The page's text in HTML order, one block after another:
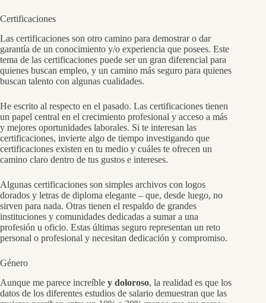
Certificaciones
Las certificaciones son otro camino para demostrar o dar
garantía de un conocimiento y/o experiencia que posees. Este
tema de las certificaciones puede ser un gran diferencial para
quienes buscan empleo, y un camino más seguro para quienes
buscan talento con algunas cualidades.
He escrito al respecto en el pasado. Las certificaciones tienen
un papel central en el crecimiento profesional y acceso a más
y mejores oportunidades laborales. Si te interesan las
certificaciones, invierte algo de tiempo investigando que
certificaciones existen en tu medio y cuáles te ofrecen un
camino claro dentro de tus gustos e intereses.
Algunas certificaciones son simples archivos con logos
dorados y letras de diploma elegante – que, desde luego, no
sirven para nada. Otras tienen el respaldo de grandes
instituciones y comunidades dedicadas a sumar a una
profesión u oficio. Estas últimas seguro representan un reto
personal o profesional y necesitan dedicación y compromiso.
Género
Aunque me parece increíble y doloroso, la realidad es que los
datos de los diferentes estudios de salario demuestran que las